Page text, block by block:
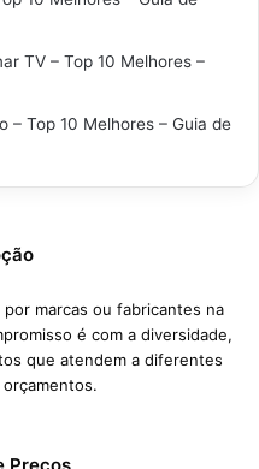
TV – Top 10 Melhores –
– Top 10 Melhores – Guia de
marcas ou fabricantes na
é com a diversidade,
que atendem a diferentes